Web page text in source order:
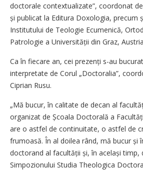
doctorale contextualizate”, coordonat
și publicat la Editura Doxologia, precum
Institutului de Teologie Ecumenică,
Patrologie a Universității din Graz,
Ca în fiecare an, cei prezenți s-au
interpretate de Corul „Doctoralia”,
Ciprian Rusu.
„Mă bucur, în calitate de decan al
organizat de Școala Doctorală a
are o astfel de continuitate, o astfel de
frumoasă. În al doilea rând, mă bucur și
doctorand al facultății și, în același timp,
Simpozionului Studia Theologica